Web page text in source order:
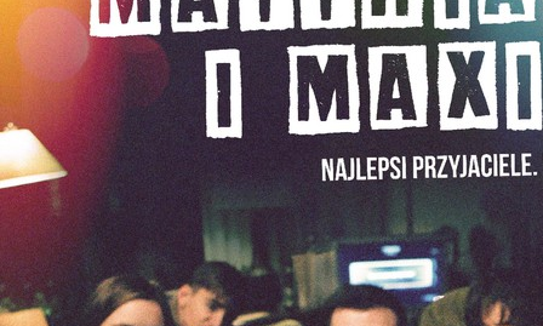
popup
POTWIERDŹ ADRES EMAIL
Wyrażam zgodę na przetwarzanie danych osobowych
w celu skorzystania z usługi newsletter.
Administratorem danych osobowych jest Centrum
Kultury ZAMEK z siedzibą w Poznaniu. Zapoznałem/am